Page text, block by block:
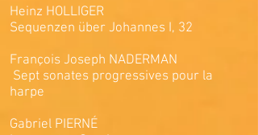
Heinz HOLLIGER
Sequenzen über Johannes I, 32
François Joseph NADERMAN
Sept sonates progressives pour la
harpe
Gabriel PIERNÉ